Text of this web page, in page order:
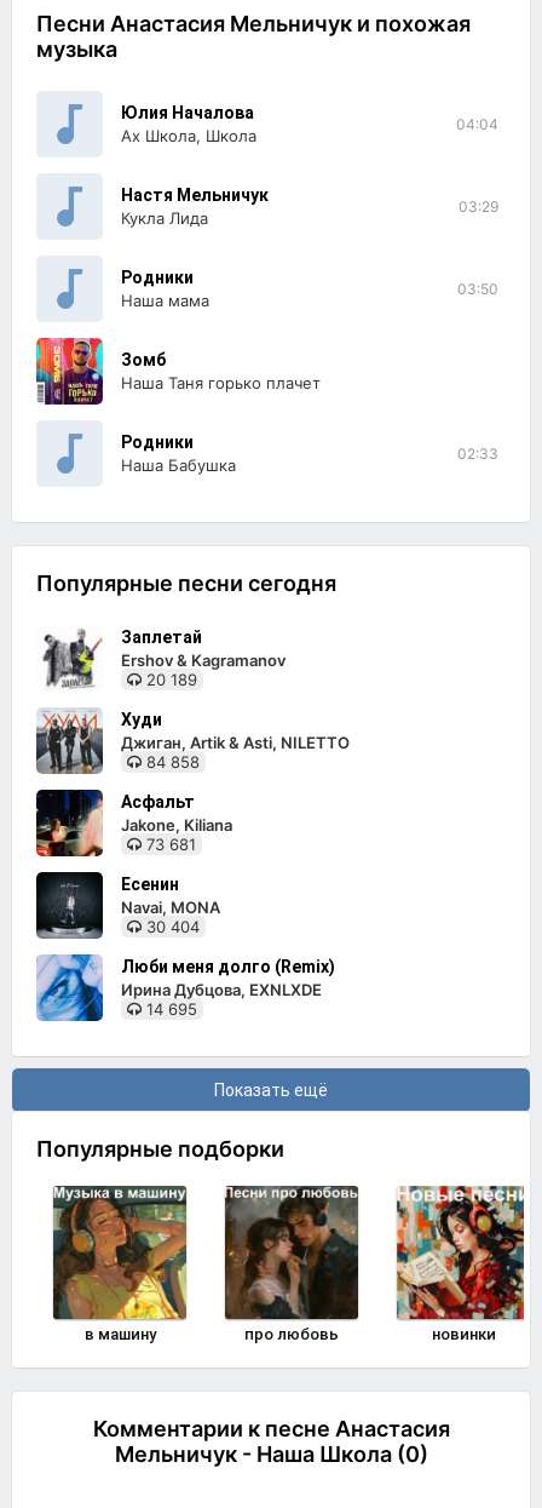
Песни Анастасия Мельничук и похожая
музыка
Юлия Началова
Ах Школа, Школа
04:04
Настя Мельничук
Кукла Лида
03:29
Родники
Наша мама
03:50
Зомб
Наша Таня горько плачет
Родники
Наша Бабушка
02:33
Популярные песни сегодня
Заплетай
Ershov & Kagramanov
20 189
Худи
Джиган, Artik & Asti, NILETTO
84 858
Асфальт
Jakone, Kiliana
73 681
Есенин
Navai, MONA
30 404
Люби меня долго (Remix)
Ирина Дубцова, EXNLXDE
14 695
Показать ещё
Популярные подборки
в машину про любовь новинки
Комментарии к песне Анастасия
Мельничук - Наша Школа (0)